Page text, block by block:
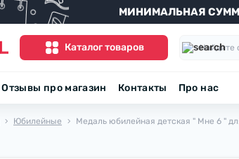
МИНИМАЛЬНАЯ
Каталог товаров
Отзывы про магазин Контакты Про нас
Юбилейные Медаль юбилейная детская " Мне 6 "